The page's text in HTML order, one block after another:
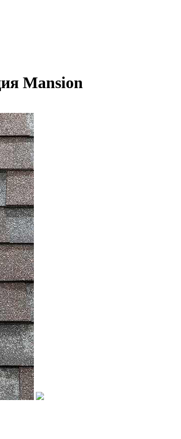
Mansion